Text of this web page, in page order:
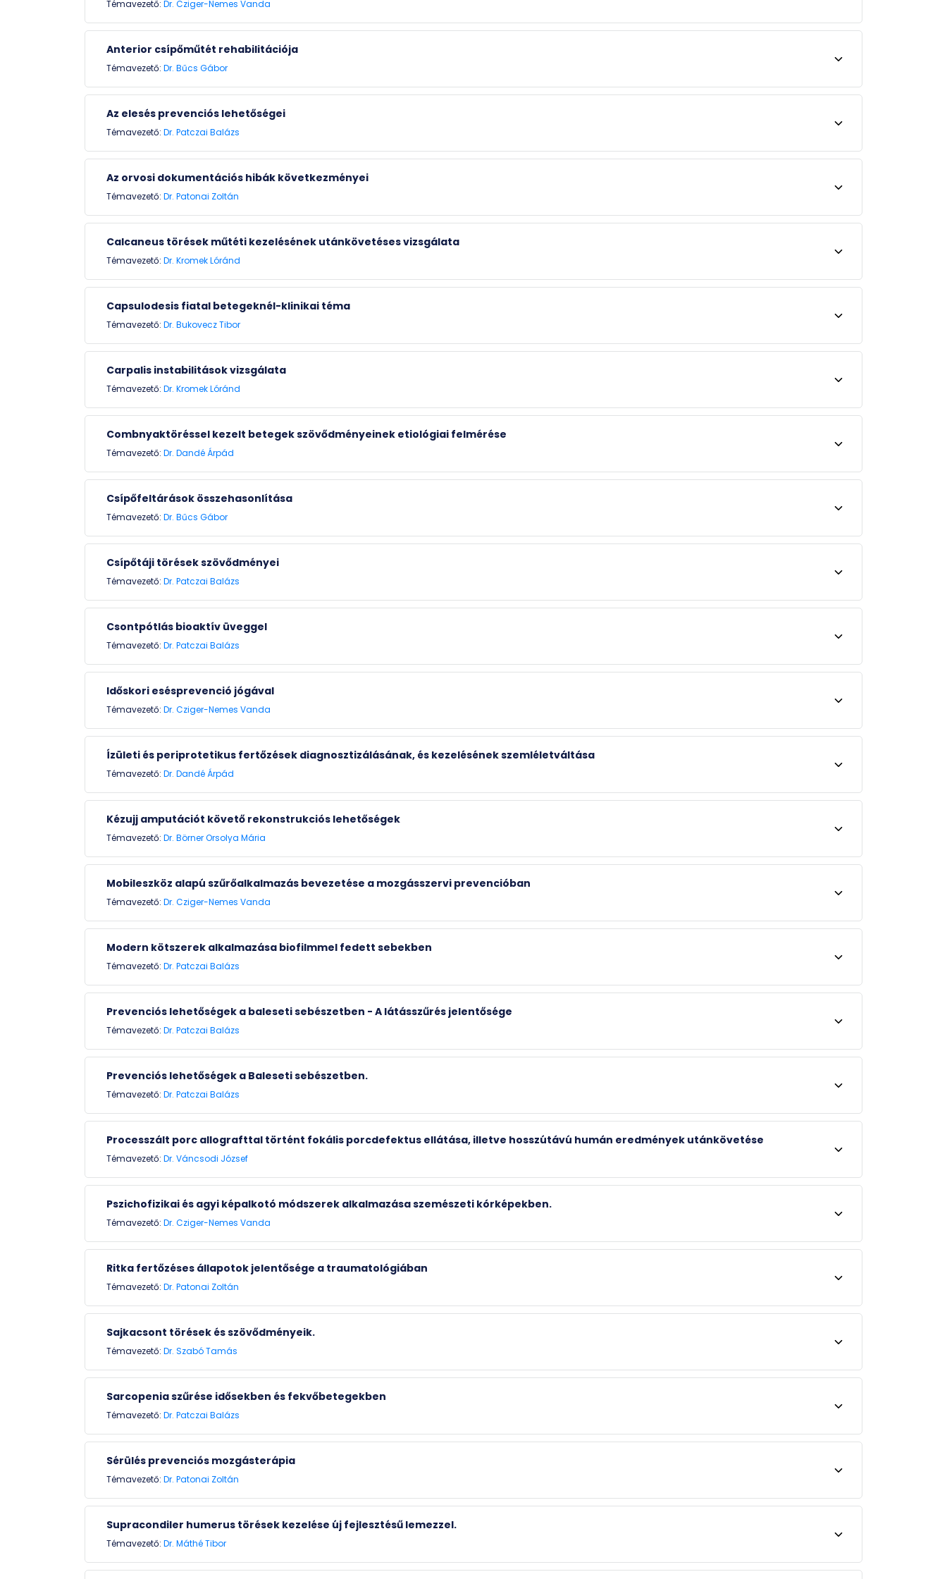
Témavezető: Dr. Cziger-Nemes Vanda
Anterior csípőműtét rehabilitációja
Témavezető: Dr. Bűcs Gábor
Az elesés prevenciós lehetőségei
Témavezető: Dr. Patczai Balázs
Az orvosi dokumentációs hibák következményei
Témavezető: Dr. Patonai Zoltán
Calcaneus törések műtéti kezelésének utánkövetéses vizsgálata
Témavezető: Dr. Kromek Lóránd
Capsulodesis fiatal betegeknél-klinikai téma
Témavezető: Dr. Bukovecz Tibor
Carpalis instabilitások vizsgálata
Témavezető: Dr. Kromek Lóránd
Combnyaktöréssel kezelt betegek szövődményeinek etiológiai felmérése
Témavezető: Dr. Dandé Árpád
Csípőfeltárások összehasonlítása
Témavezető: Dr. Bűcs Gábor
Csípőtáji törések szövődményei
Témavezető: Dr. Patczai Balázs
Csontpótlás bioaktív üveggel
Témavezető: Dr. Patczai Balázs
Időskori esésprevenció jógával
Témavezető: Dr. Cziger-Nemes Vanda
Ízületi és periprotetikus fertőzések diagnosztizálásának, és kezelésének szemléletváltása
Témavezető: Dr. Dandé Árpád
Kézujj amputációt követő rekonstrukciós lehetőségek
Témavezető: Dr. Börner Orsolya Mária
Mobileszköz alapú szűrőalkalmazás bevezetése a mozgásszervi prevencióban
Témavezető: Dr. Cziger-Nemes Vanda
Modern kötszerek alkalmazása biofilmmel fedett sebekben
Témavezető: Dr. Patczai Balázs
Prevenciós lehetőségek a baleseti sebészetben - A látásszűrés jelentősége
Témavezető: Dr. Patczai Balázs
Prevenciós lehetőségek a Baleseti sebészetben.
Témavezető: Dr. Patczai Balázs
Processzált porc allografttal történt fokális porcdefektus ellátása, illetve hosszútávú humán eredmények utánkövetése
Témavezető: Dr. Váncsodi József
Pszichofizikai és agyi képalkotó módszerek alkalmazása szemészeti kórképekben.
Témavezető: Dr. Cziger-Nemes Vanda
Ritka fertőzéses állapotok jelentősége a traumatológiában
Témavezető: Dr. Patonai Zoltán
Sajkacsont törések és szövődményeik.
Témavezető: Dr. Szabó Tamás
Sarcopenia szűrése idősekben és fekvőbetegekben
Témavezető: Dr. Patczai Balázs
Sérülés prevenciós mozgásterápia
Témavezető: Dr. Patonai Zoltán
Supracondiler humerus törések kezelése új fejlesztésű lemezzel.
Témavezető: Dr. Máthé Tibor